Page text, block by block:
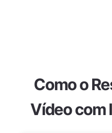
Como o
Vídeo com